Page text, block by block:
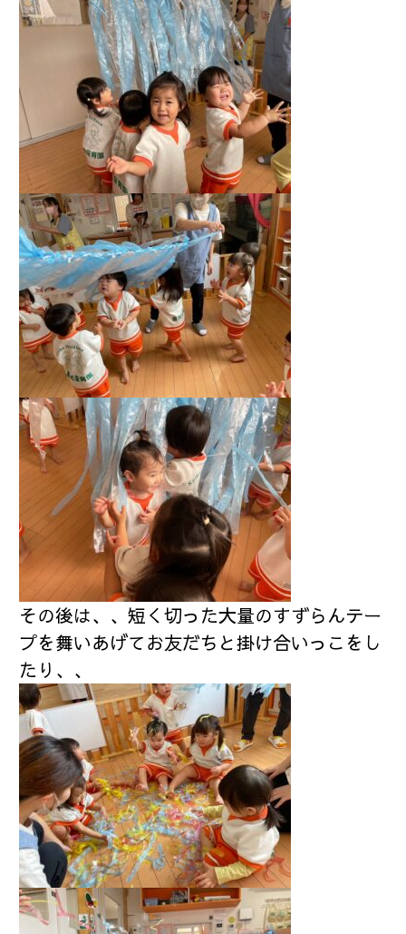
その後は、、短く切った大量のすずらんテー
プを舞いあげてお友だちと掛け合いっこをし
たり、、